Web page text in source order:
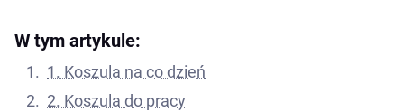
W tym artykule:
1. Koszula na co dzień
2. Koszula do pracy